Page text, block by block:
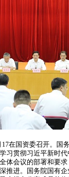
17在国资委召开。国
习贯彻习近平新时
体会议的部署和要
推进。国务院国有